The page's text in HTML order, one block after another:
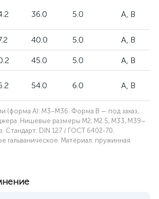
36.0 5.0 А, В
40.0 5.0 А, В
45.0 5.0 А, В
54.0 6.0 А, В
(форма А): M3–M36. Форма В — под заказ,
Нишевые размеры M2, M2.5, M33, M39–
Стандарт: DIN 127 / ГОСТ 6402-70.
гальваническое. Материал: пружинная